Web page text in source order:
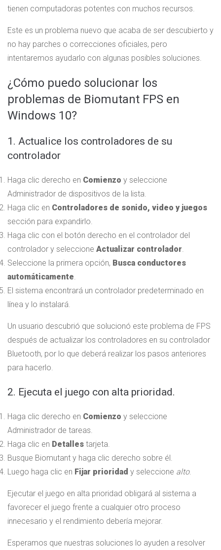
tienen computadoras potentes con muchos recursos.
Este es un problema nuevo que acaba de ser descubierto y
no hay parches o correcciones oficiales, pero
intentaremos ayudarlo con algunas posibles soluciones.
¿Cómo puedo solucionar los
problemas de Biomutant FPS en
Windows 10?
1. Actualice los controladores de su
controlador
Haga clic derecho en Comienzo y seleccione
Administrador de dispositivos de la lista.
Haga clic en Controladores de sonido, video y juegos
sección para expandirlo.
Haga clic con el botón derecho en el controlador del
controlador y seleccione Actualizar controlador.
Seleccione la primera opción, Busca conductores
automáticamente.
El sistema encontrará un controlador predeterminado en
línea y lo instalará.
Un usuario descubrió que solucionó este problema de FPS
después de actualizar los controladores en su controlador
Bluetooth, por lo que deberá realizar los pasos anteriores
para hacerlo.
2. Ejecuta el juego con alta prioridad.
Haga clic derecho en Comienzo y seleccione
Administrador de tareas.
Haga clic en Detalles tarjeta.
Busque Biomutant y haga clic derecho sobre él.
Luego haga clic en Fijar prioridad y seleccione alto.
Ejecutar el juego en alta prioridad obligará al sistema a
favorecer el juego frente a cualquier otro proceso
innecesario y el rendimiento debería mejorar.
Esperamos que nuestras soluciones lo ayuden a resolver